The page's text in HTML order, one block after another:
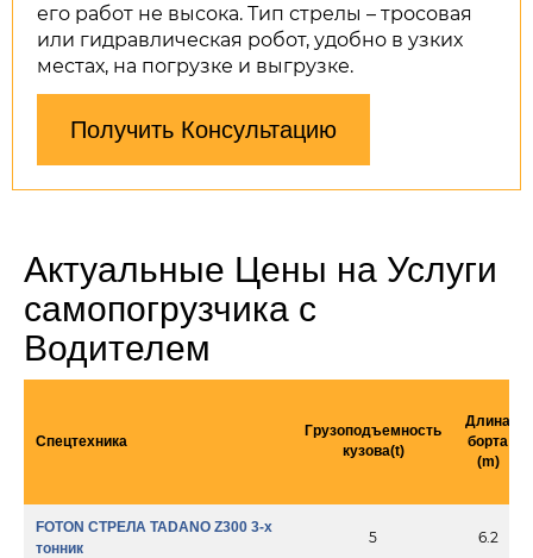
его работ не высока. Тип стрелы – тросовая
или гидравлическая робот, удобно в узких
местах, на погрузке и выгрузке.
Получить Консультацию
Актуальные Цены на Услуги
самопогрузчика с
Водителем
Спецтехника
Грузоподъемность
кузова(t)
Длина
борта
(m)
FOTON СТРЕЛА TADANO Z300 3-х
тонник
5 6.2